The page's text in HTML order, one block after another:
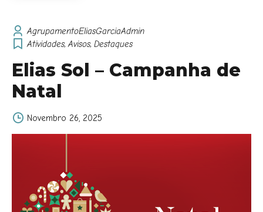
AgrupamentoEliasGarciaAdmin
Atividades, Avisos, Destaques
Elias Sol – Campanha de
Natal
Novembro 26, 2025